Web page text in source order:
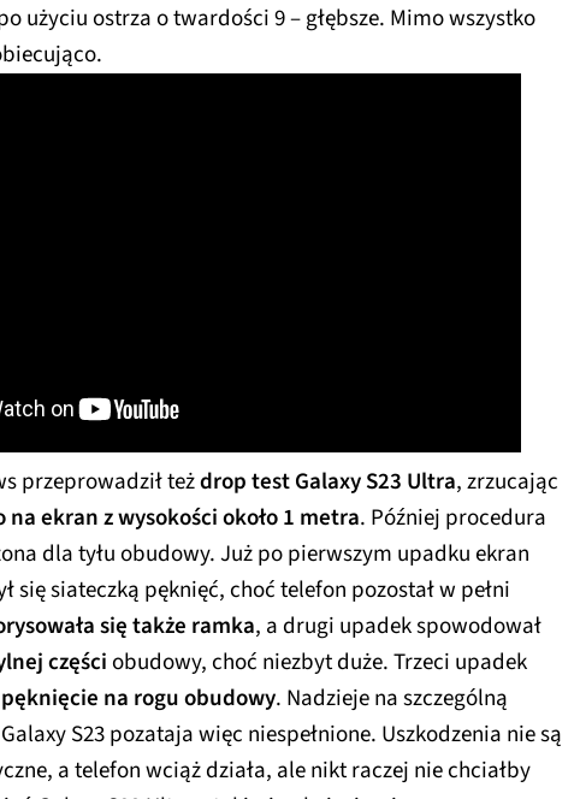
użyciu ostrza o twardości 9 – głębsze. Mimo wszystko
przeprowadził teżdrop test Galaxy S23 Ultra, zrzucając
na ekran z wysokości około 1 metra. Później procedura
dla tyłu obudowy. Już po pierwszym upadku ekran
się siateczką pęknięć, choć telefon pozostał w pełni
się także ramka, a drugi upadek spowodował
częściobudowy, choć niezbyt duże. Trzeci upadek
pęknięcie na rogu obudowy. Nadzieje na szczególną
S23 pozataja więc niespełnione. Uszkodzenia nie są
a telefon wciąż działa, ale nikt raczej nie chciałby